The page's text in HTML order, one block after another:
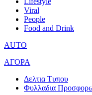
Viral
People
Food and Drink
AUTO
ΑΓΟΡΑ
Δελτια Τυπου
Φυλλαδια